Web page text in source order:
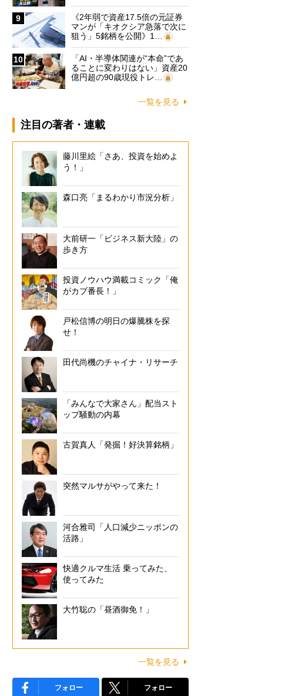
9
《2年弱で資産17.5倍の元証券
マンが「キオクシア急落で次に
狙う」5銘柄を公開》1…
10
「AI・半導体関連が“本命”であ
ることに変わりはない」資産20
億円超の90歳現役トレ…
一覧を見る
注目の著者・連載
藤川里絵「さあ、投資を始めよ
う！」
森口亮「まるわかり市況分析」
大前研一「ビジネス新大陸」の
歩き方
投資ノウハウ満載コミック「俺
がカブ番長！」
戸松信博の明日の爆騰株を探
せ！
田代尚機のチャイナ・リサーチ
「みんなで大家さん」配当スト
ップ騒動の内幕
古賀真人「発掘！好決算銘柄」
突然マルサがやって来た！
河合雅司「人口減少ニッポンの
活路」
快適クルマ生活 乗ってみた、
使ってみた
大竹聡の「昼酒御免！」
一覧を見る
フォロー フォロー